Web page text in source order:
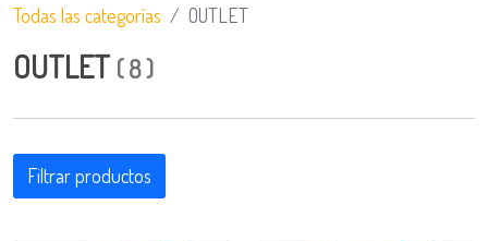
Todas las categorías OUTLET
OUTLET (8)
Filtrar productos